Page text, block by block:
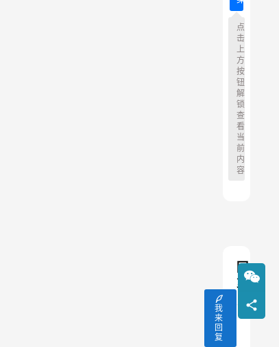
点
击
上
方
按
钮
解
锁
查
看
当
前
内
容
回
复
我
来
回
复